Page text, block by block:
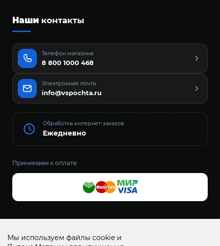
Наши контакты
Телефон магазина
8 800 1000 468
Электронная почта
info@vspochta.ru
Обработка интернет-заказов
Ежедневно
Принимаем к оплате
Всё Сам+ запчасти и аксессуары для бытовой техники
Мы используем файлы cookie и